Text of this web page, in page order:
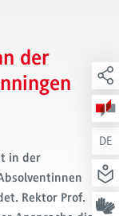
DE
der
in der
Rektor Prof.